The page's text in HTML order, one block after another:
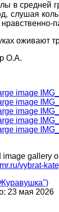
в средней
слушая
оживают
О.А.
gallery
vybrat-
23 мая 2026